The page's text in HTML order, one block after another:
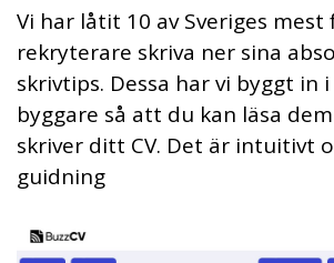
Vi har låtit 10 av Sveriges
rekryterare skriva ner sina
skrivtips. Dessa har vi byggt in i
byggare så att du kan läsa
skriver ditt CV. Det är intuitivt
guidning